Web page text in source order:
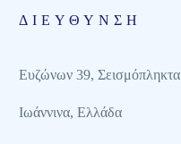
ΔΙΕΥΘΥΝΣΗ
Ευζώνων 39, Σεισμόπληκτα
Ιωάννινα, Ελλάδα